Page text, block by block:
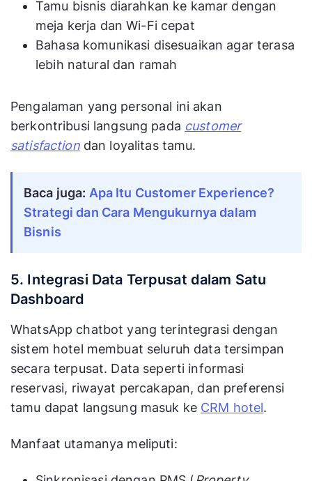
Tamu bisnis diarahkan ke kamar dengan
meja kerja dan Wi-Fi cepat
Bahasa komunikasi disesuaikan agar terasa
lebih natural dan ramah
Pengalaman yang personal ini akan
berkontribusi langsung pada customer
satisfactiondan loyalitas tamu.
Baca juga: Apa Itu Customer Experience?
Strategi dan Cara Mengukurnya dalam
Bisnis
5. Integrasi Data Terpusat dalam Satu
Dashboard
WhatsApp chatbot yang terintegrasi dengan
sistem hotel membuat seluruh data tersimpan
secara terpusat. Data seperti informasi
reservasi, riwayat percakapan, dan preferensi
tamu dapat langsung masuk ke CRM hotel.
Manfaat utamanya meliputi: